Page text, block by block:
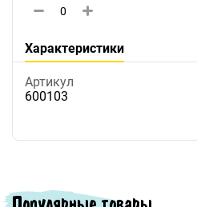
Характеристики
Артикул
600103